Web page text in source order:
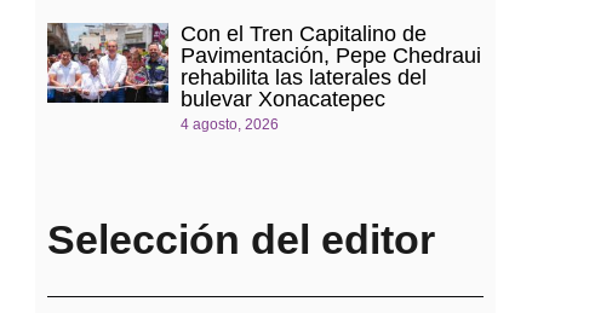
Con el Tren Capitalino de
Pavimentación, Pepe Chedraui
rehabilita las laterales del
bulevar Xonacatepec
4 agosto, 2026
Selección del editor